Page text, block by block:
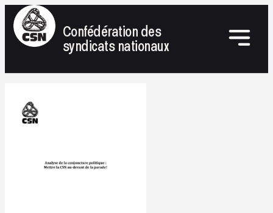
Confédération des
syndicats nationaux